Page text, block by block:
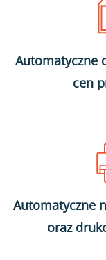
Automatyczne
cen
Automatyczne
oraz